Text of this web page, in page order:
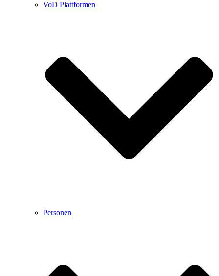
VoD Plattformen
Personen